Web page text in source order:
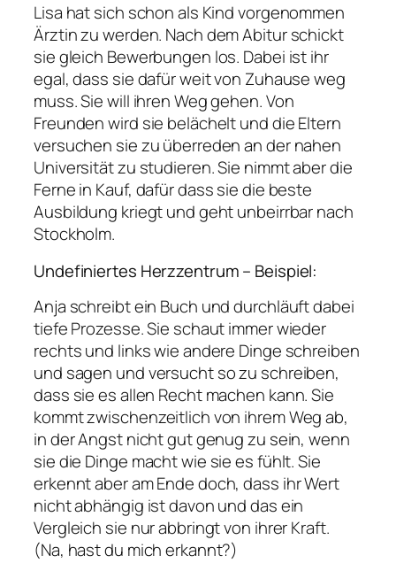
Lisa hat sich schon als Kind vorgenommen
Ärztin zu werden. Nach dem Abitur schickt
sie gleich Bewerbungen los. Dabei ist ihr
egal, dass sie dafür weit von Zuhause weg
muss. Sie will ihren Weg gehen. Von
Freunden wird sie belächelt und die Eltern
versuchen sie zu überreden an der nahen
Universität zu studieren. Sie nimmt aber die
Ferne in Kauf, dafür dass sie die beste
Ausbildung kriegt und geht unbeirrbar nach
Stockholm.
Undefiniertes Herzzentrum – Beispiel:
Anja schreibt ein Buch und durchläuft dabei
tiefe Prozesse. Sie schaut immer wieder
rechts und links wie andere Dinge schreiben
und sagen und versucht so zu schreiben,
dass sie es allen Recht machen kann. Sie
kommt zwischenzeitlich von ihrem Weg ab,
in der Angst nicht gut genug zu sein, wenn
sie die Dinge macht wie sie es fühlt. Sie
erkennt aber am Ende doch, dass ihr Wert
nicht abhängig ist davon und das ein
Vergleich sie nur abbringt von ihrer Kraft.
(Na, hast du mich erkannt?)